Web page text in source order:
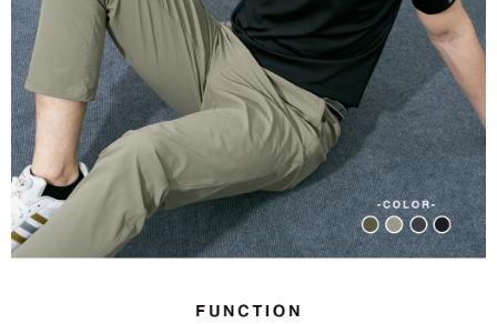
宅配(離島)
每筆NT$80，滿NT$1,200(含以上)免運費